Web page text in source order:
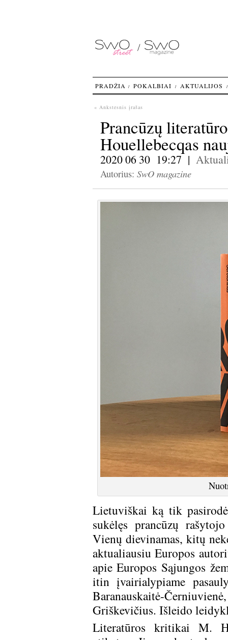
« Ankstesnis įrašas
Prancūzų
Houellebecqas
2020 06 30 19:27 |
Autorius: SwO magazine
Lietuviškai ką tik
sukėlęs prancūzų
Vienų dievinamas, kitų
aktualiausiu Europos
apie Europos Sąjungos
itin įvairialypiame
Baranauskaitė-
Griškevičius. Išleido
Literatūros kritikai M.
PRADŽIA POKALBIAI AKTUALIJOS